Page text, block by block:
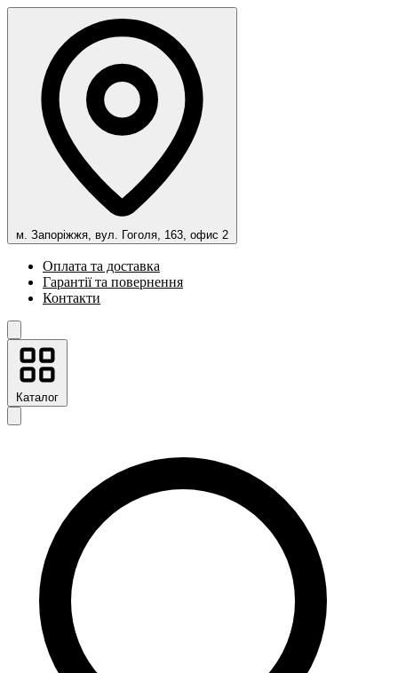
м. Запоріжжя, вул. Гоголя, 163, офис 2
Оплата та доставка
Гарантії та повернення
Контакти
Каталог